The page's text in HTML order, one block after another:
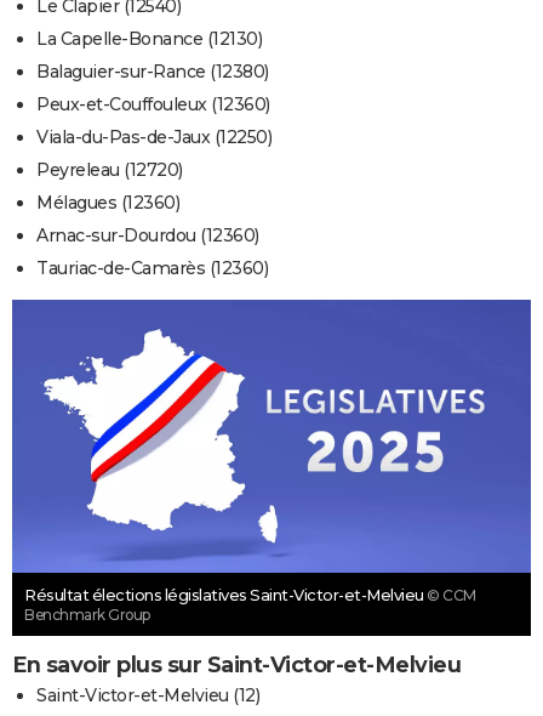
Le Clapier (12540)
La Capelle-Bonance (12130)
Balaguier-sur-Rance (12380)
Peux-et-Couffouleux (12360)
Viala-du-Pas-de-Jaux (12250)
Peyreleau (12720)
Mélagues (12360)
Arnac-sur-Dourdou (12360)
Tauriac-de-Camarès (12360)
Résultat élections législatives Saint-Victor-et-Melvieu © CCM
Benchmark Group
En savoir plus sur Saint-Victor-et-Melvieu
Saint-Victor-et-Melvieu (12)